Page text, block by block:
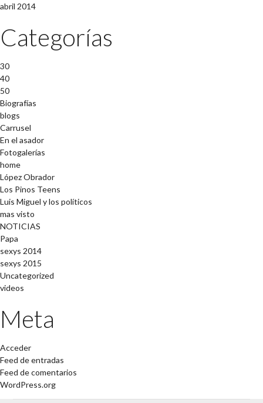
abril 2014
Categorías
30
40
50
Biografías
blogs
Carrusel
En el asador
Fotogalerías
home
López Obrador
Los Pinos Teens
Luis Miguel y los políticos
mas visto
NOTICIAS
Papa
sexys 2014
sexys 2015
Uncategorized
videos
Meta
Acceder
Feed de entradas
Feed de comentarios
WordPress.org